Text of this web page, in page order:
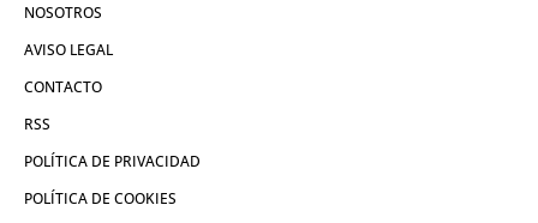
NOSOTROS
AVISO LEGAL
CONTACTO
RSS
POLÍTICA DE PRIVACIDAD
POLÍTICA DE COOKIES